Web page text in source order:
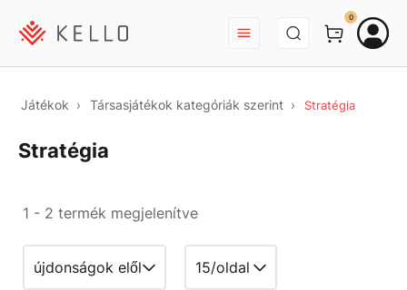
BEJELENTKEZÉS
0
Játékok Társasjátékok kategóriák szerint Stratégia
Stratégia
1 - 2 termék megjelenítve